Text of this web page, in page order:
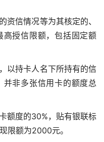
资信情况等为其核定的、
授信限额，包括固定额
以持卡人名下所持有的信
非多张信用卡的额度总
额度的30%，贴有银联标
限额为2000元。